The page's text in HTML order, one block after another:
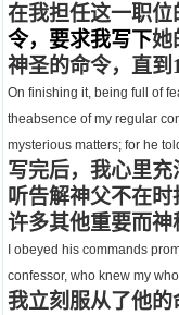
在我担任这一职位
令，要求我写下她
神圣的命令，直
On finishing it, being full of
theabsence of my regular
mysterious matters; for he
写完后，我心里
听告解神父不在
许多其他重要而
I obeyed his commands
confessor, who knew my
我立刻服从了他